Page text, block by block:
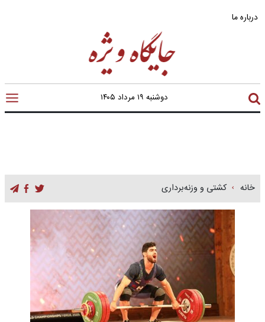
درباره ما
دوشنبه ۱۹ مرداد ۱۴۰۵
خانه کشتی و وزنه‌برداری